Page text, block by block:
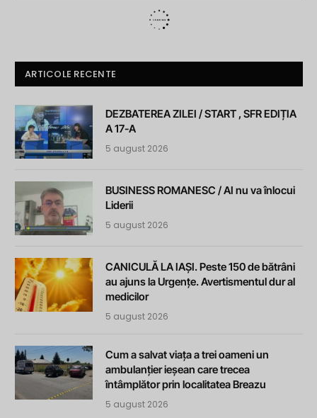
ARTICOLE RECENTE
DEZBATEREA ZILEI / START , SFR EDIȚIA
A 17-A
5 august 2026
BUSINESS ROMANESC / AI nu va înlocui
Liderii
5 august 2026
CANICULĂ LA IAȘI. Peste 150 de bătrâni
au ajuns la Urgențe. Avertismentul dur al
medicilor
5 august 2026
Cum a salvat viața a trei oameni un
ambulanțier ieșean care trecea
întâmplător prin localitatea Breazu
5 august 2026